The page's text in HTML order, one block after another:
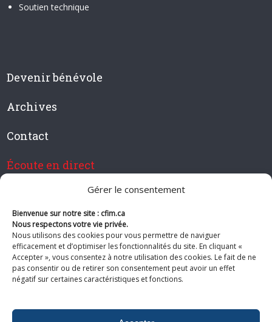
Gérer le consentement
Bienvenue sur notre site : cfim.ca
Nous respectons votre vie privée.
Nous utilisons des cookies pour vous permettre de naviguer
efficacement et d’optimiser les fonctionnalités du site. En cliquant «
Accepter », vous consentez à notre utilisation des cookies. Le fait de ne
pas consentir ou de retirer son consentement peut avoir un effet
négatif sur certaines caractéristiques et fonctions.
Soutien technique
Devenir bénévole
Archives
Contact
Écoute en direct
Devenir membre de CFIM
Suivez-nous